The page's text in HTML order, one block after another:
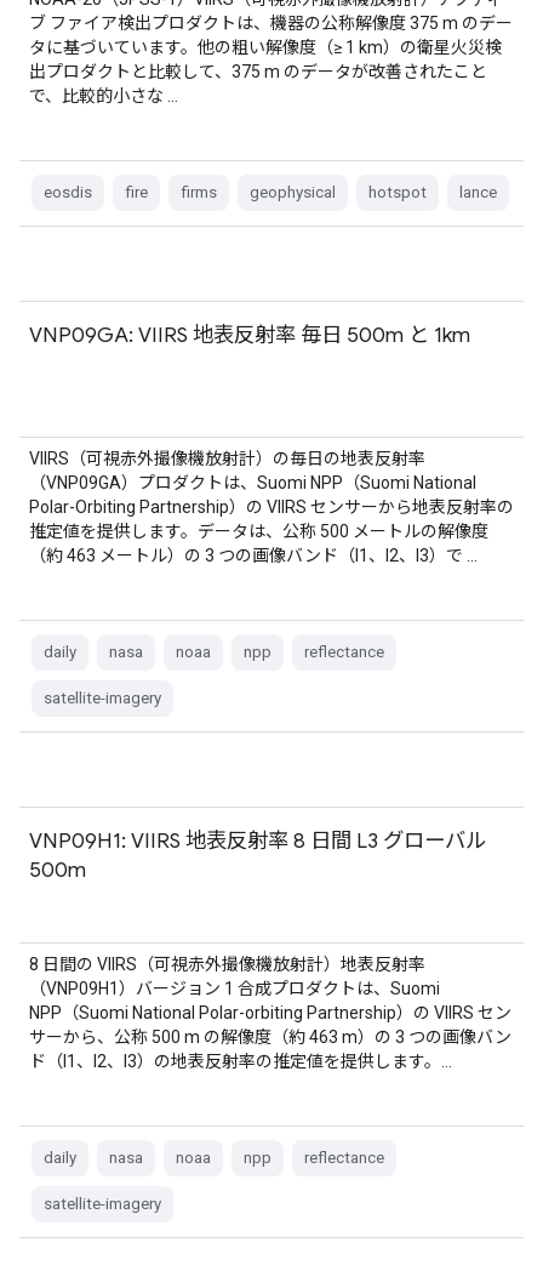
ブ ファイア検出プロダクトは、機器の公称解像度 375 m のデー
タに基づいています。他の粗い解像度（≥ 1 km）の衛星火災検
出プロダクトと比較して、375 m のデータが改善されたこと
で、比較的小さな …
eosdis fire firms geophysical hotspot lance
VNP09GA: VIIRS 地表反射率 毎日 500m と 1km
VIIRS（可視赤外撮像機放射計）の毎日の地表反射率
（VNP09GA）プロダクトは、Suomi NPP（Suomi National
Polar-Orbiting Partnership）の VIIRS センサーから地表反射率の
推定値を提供します。データは、公称 500 メートルの解像度
（約 463 メートル）の 3 つの画像バンド（I1、I2、I3）で …
daily nasa noaa npp reflectance
satellite-imagery
VNP09H1: VIIRS 地表反射率 8 日間 L3 グローバル
500m
8 日間の VIIRS（可視赤外撮像機放射計）地表反射率
（VNP09H1）バージョン 1 合成プロダクトは、Suomi
NPP（Suomi National Polar-orbiting Partnership）の VIIRS セン
サーから、公称 500 m の解像度（約 463 m）の 3 つの画像バン
ド（I1、I2、I3）の地表反射率の推定値を提供します。…
daily nasa noaa npp reflectance
satellite-imagery